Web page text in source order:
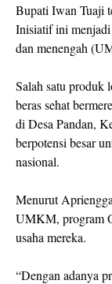
Bupati Iwan Tuaji
Inisiatif ini
dan menengah
Salah satu produk
beras sehat
di Desa Pandan,
berpotensi besar
nasional.
Menurut
UMKM, program
usaha mereka.
“Dengan adanya